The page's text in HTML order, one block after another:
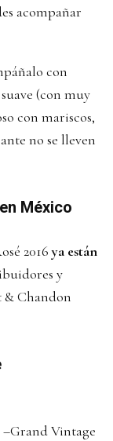
acompañar
con
(con muy
con mariscos,
no se lleven
México
2016ya están
y
& Chandon
–Grand Vintage